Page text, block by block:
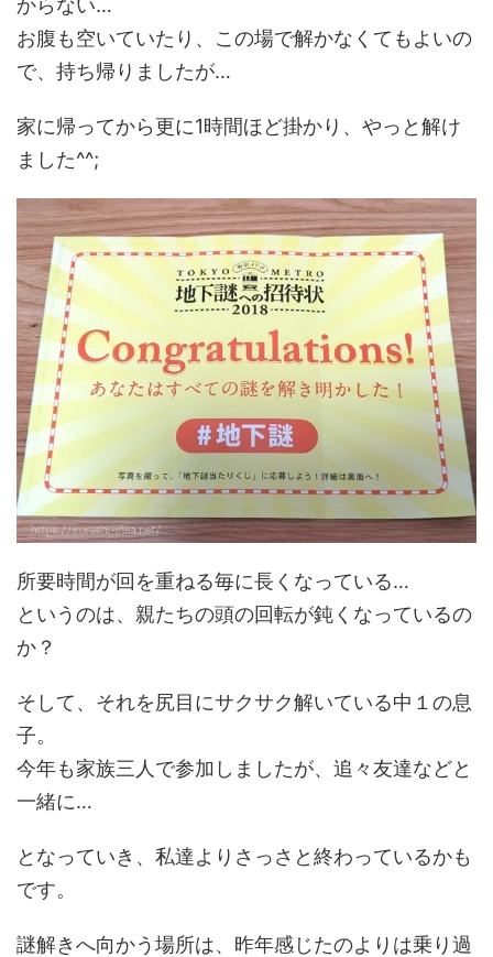
お腹も空いていたり、この場で解かなくてもよいの
で、持ち帰りましたが…
家に帰ってから更に1時間ほど掛かり、やっと解け
ました^^;
所要時間が回を重ねる毎に長くなっている…
というのは、親たちの頭の回転が鈍くなっているの
か？
そして、それを尻目にサクサク解いている中１の息
子。
今年も家族三人で参加しましたが、追々友達などと
一緒に…
となっていき、私達よりさっさと終わっているかも
です。
謎解きへ向かう場所は、昨年感じたのよりは乗り過